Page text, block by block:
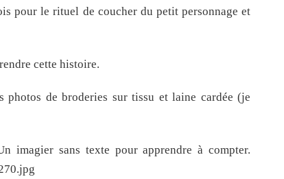
pour le rituel de coucher du petit personnage et
cette histoire.
de broderies sur tissu et laine cardée (je
imagier sans texte pour apprendre à compter.